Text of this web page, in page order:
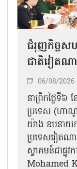
ជំរុញកិច្ចសហ
ជាតិវៀតណ
06/08/2026
នា​ព្រឹកថ្ងៃទី៦
ប្រទេស (ហា
យ៉ាង ឧបនាយករ
ប្រទេសវៀតណ
ស្វាគមន៍ជាផ្លូ
Mohamed